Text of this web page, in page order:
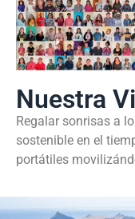
Nuestra
Regalar sonrisas a
sostenible en el
portátiles